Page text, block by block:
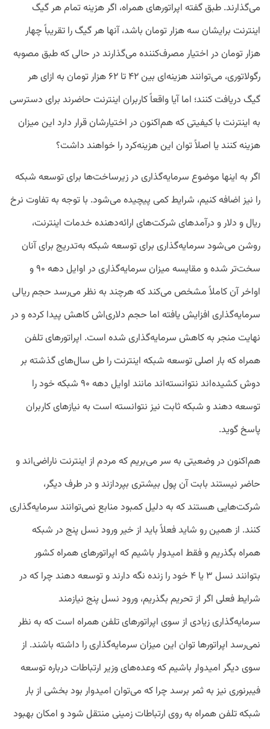
می‌گذارند. طبق گفته اپراتورهای همراه، اگر هزینه تمام هر گیگ
اینترنت برایشان سه هزار تومان باشد، آنها هر گیگ را تقریباً چهار
هزار تومان در اختیار مصرف‌کننده می‌گذارند در حالی که طبق مصوبه
رگولاتوری، می‌توانند هزینه‌ای بین ۴۲ تا ۶۲ هزار تومان به ازای هر
گیگ دریافت کنند؛ اما آیا واقعاً کاربران اینترنت حاضرند برای دسترسی
به اینترنت با کیفیتی که هم‌اکنون در اختیارشان قرار دارد این میزان
هزینه کنند یا اصلاً توان این هزینه‌کرد را خواهند داشت؟
اگر به اینها موضوع سرمایه‌گذاری در زیرساخت‌ها برای توسعه شبکه
را نیز اضافه کنیم، شرایط کمی پیچیده می‌شود. با توجه به تفاوت نرخ
ریال و دلار و درآمدهای شرکت‌های ارائه‌دهنده خدمات اینترنت،
روشن می‌شود سرمایه‌گذاری برای توسعه شبکه به‌تدریج برای آنان
سخت‌تر شده و مقایسه میزان سرمایه‌گذاری‌ در اوایل دهه ۹۰ و
اواخر آن کاملاً مشخص می‌کند که هرچند به نظر می‌رسد حجم ریالی
سرمایه‌گذاری افزایش یافته اما حجم دلاری‌اش کاهش پیدا کرده و در
نهایت منجر به کاهش سرمایه‌گذاری شده است. اپراتورهای تلفن
همراه که بار اصلی توسعه شبکه اینترنت را طی سال‌های گذشته بر
دوش کشیده‌اند نتوانسته‌اند مانند اوایل دهه ۹۰ شبکه خود را
توسعه دهند و شبکه ثابت نیز نتوانسته است به نیازهای کاربران
پاسخ گوید.
هم‌اکنون در وضعیتی به سر می‌بریم که مردم از اینترنت ناراضی‌اند و
حاضر نیستند بابت آن پول بیشتری بپردازند و در طرف دیگر،
شرکت‌هایی هستند که به دلیل کمبود منابع نمی‌توانند سرمایه‌گذاری
کنند. از همین رو شاید فعلاً باید از خیر ورود نسل پنج در شبکه
همراه بگذریم و فقط امیدوار باشیم که اپراتورهای همراه کشور
بتوانند نسل ۳ یا ۴ خود را زنده نگه دارند و توسعه دهند چرا که در
شرایط فعلی اگر از تحریم بگذریم، ورود نسل پنج نیازمند
سرمایه‌گذاری زیادی از سوی اپراتورهای تلفن همراه است که به نظر
نمی‌رسد اپراتورها توان این میزان سرمایه‌گذاری را داشته باشند. از
سوی دیگر امیدوار باشیم که وعده‌های وزیر ارتباطات درباره توسعه
فیبرنوری نیز به ثمر برسد چرا که می‌توان امیدوار بود بخشی از بار
شبکه تلفن همراه به روی ارتباطات زمینی منتقل شود و امکان بهبود